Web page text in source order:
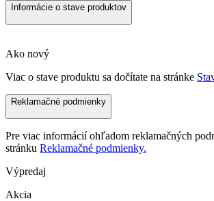
Informácie o stave produktov
Ako nový
Viac o stave produktu sa dočítate na stránke
Reklamačné podmienky
Pre viac informácií ohľadom reklamačných
stránku Reklamačné podmienky.
Výpredaj
Akcia